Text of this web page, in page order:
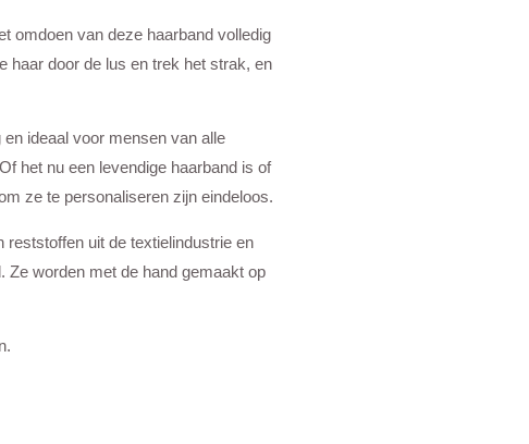
omdoen van deze haarband volledig
haar door de lus en trek het strak, en
ideaal voor mensen van alle
het nu een levendige haarband is of
ze te personaliseren zijn eindeloos.
uit de textielindustrie en
Ze worden met de hand gemaakt op